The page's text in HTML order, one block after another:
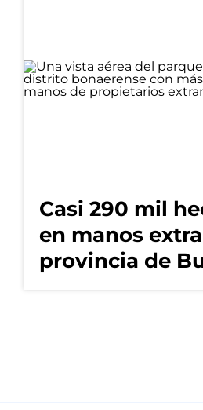
Casi 290 mil
en manos
provincia de